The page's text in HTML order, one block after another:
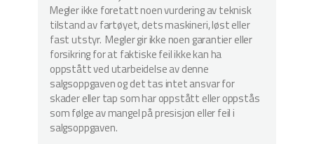
Megler ikke foretatt noen vurdering av teknisk
tilstand av fartøyet, dets maskineri, løst eller
fast utstyr. Megler gir ikke noen garantier eller
forsikring for at faktiske feil ikke kan ha
oppstått ved utarbeidelse av denne
salgsoppgaven og det tas intet ansvar for
skader eller tap som har oppstått eller oppstås
som følge av mangel på presisjon eller feil i
salgsoppgaven.